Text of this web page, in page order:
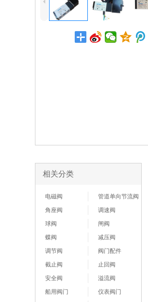
相关分类
电磁阀
管道单向节流阀
角座阀
调速阀
球阀
闸阀
蝶阀
减压阀
调节阀
阀门配件
截止阀
止回阀
安全阀
溢流阀
船用阀门
仪表阀门